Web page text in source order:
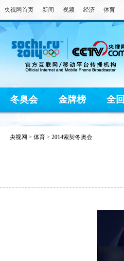
央视网首页 新闻 视频 经济 体育
冬奥会 金牌榜 全
央视网 > 体育 > 2014索契冬奥会